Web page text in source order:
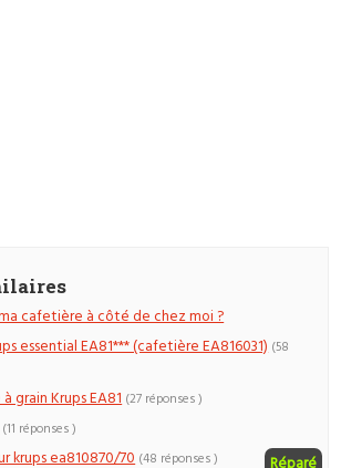
cafetière à côté de chez moi ?
essential EA81*** (cafetière EA816031) (58
grain Krups EA81 (27 réponses )
(11 réponses )
krups ea810870/70 (48 réponses )